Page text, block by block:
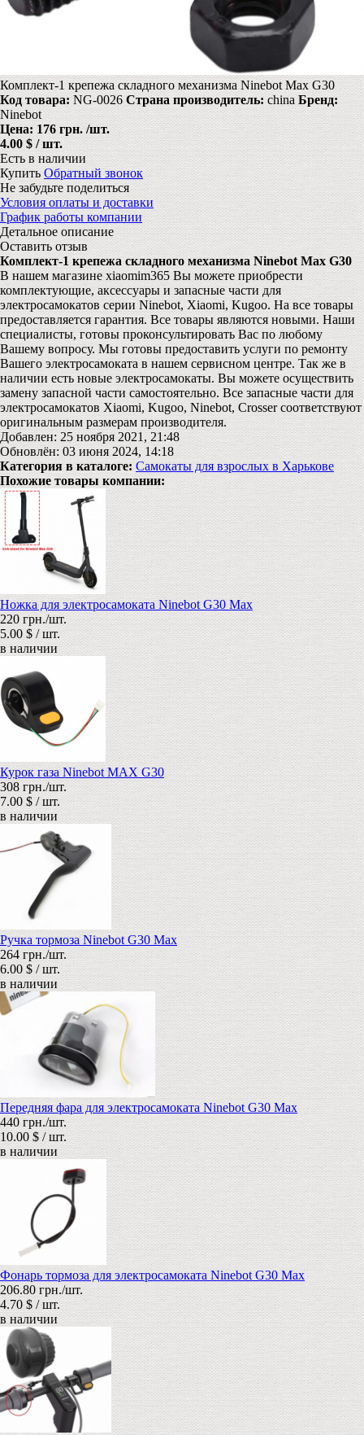
Комплект-1 крепежа складного механизма Ninebot Max G30
Код товара:NG-0026 Страна производитель: china Бренд:
Ninebot
Цена:176 грн./шт.
4.00 $ / шт.
Есть в наличии
Купить Обратный звонок
Не забудьте поделиться
Условия оплаты и доставки
График работы компании
Детальное описание
Оставить отзыв
Комплект-1 крепежа складного механизма Ninebot Max G30
В нашем магазине xiaomim365 Вы можете приобрести
комплектующие, аксессуары и запасные части для
электросамокатов серии Ninebot, Xiaomi, Kugoo. На все товары
предоставляется гарантия. Все товары являются новыми. Наши
специалисты, готовы проконсультировать Вас по любому
Вашему вопросу. Мы готовы предоставить услуги по ремонту
Вашего электросамоката в нашем сервисном центре. Так же в
наличии есть новые электросамокаты. Вы можете осуществить
замену запасной части самостоятельно. Все запасные части для
электросамокатов Xiaomi, Kugoo, Ninebot, Crosser соответствуют
оригинальным размерам производителя.
Добавлен: 25 ноября 2021, 21:48
Обновлён: 03 июня 2024, 14:18
Категория в каталоге: Самокаты для взрослых в Харькове
Похожие товары компании:
Ножка для электросамоката Ninebot G30 Max
220 грн./шт.
5.00 $ / шт.
в наличии
Курок газа Ninebot MAX G30
308 грн./шт.
7.00 $ / шт.
в наличии
Ручка тормоза Ninebot G30 Max
264 грн./шт.
6.00 $ / шт.
в наличии
Передняя фара для электросамоката Ninebot G30 Max
440 грн./шт.
10.00 $ / шт.
в наличии
Фонарь тормоза для электросамоката Ninebot G30 Max
206.80 грн./шт.
4.70 $ / шт.
в наличии